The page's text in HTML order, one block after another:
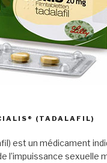
(TADALAFIL)
est un médicament
l’impuissance sexuelle